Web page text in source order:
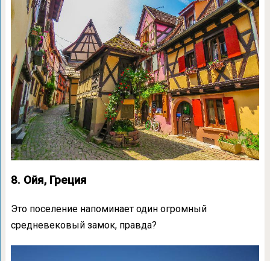
8. Ойя, Греция
Это поселение напоминает один огромный
средневековый замок, правда?